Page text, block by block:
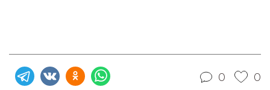
0 0